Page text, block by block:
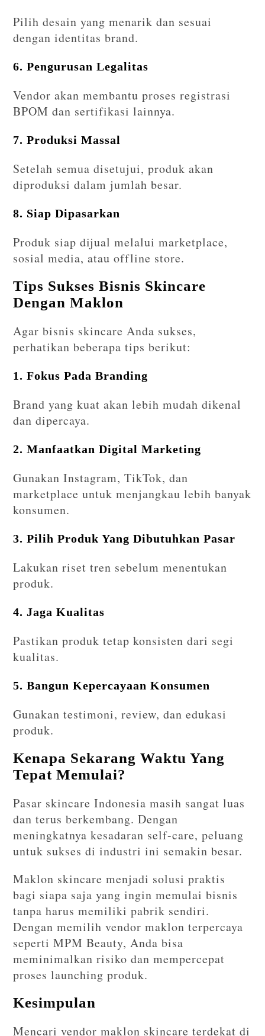
Pilih desain yang menarik dan sesuai
dengan identitas brand.
6. Pengurusan Legalitas
Vendor akan membantu proses registrasi
BPOM dan sertifikasi lainnya.
7. Produksi Massal
Setelah semua disetujui, produk akan
diproduksi dalam jumlah besar.
8. Siap Dipasarkan
Produk siap dijual melalui marketplace,
sosial media, atau offline store.
Tips Sukses Bisnis Skincare
Dengan Maklon
Agar bisnis skincare Anda sukses,
perhatikan beberapa tips berikut:
1. Fokus Pada Branding
Brand yang kuat akan lebih mudah dikenal
dan dipercaya.
2. Manfaatkan Digital Marketing
Gunakan Instagram, TikTok, dan
marketplace untuk menjangkau lebih banyak
konsumen.
3. Pilih Produk Yang Dibutuhkan Pasar
Lakukan riset tren sebelum menentukan
produk.
4. Jaga Kualitas
Pastikan produk tetap konsisten dari segi
kualitas.
5. Bangun Kepercayaan Konsumen
Gunakan testimoni, review, dan edukasi
produk.
Kenapa Sekarang Waktu Yang
Tepat Memulai?
Pasar skincare Indonesia masih sangat luas
dan terus berkembang. Dengan
meningkatnya kesadaran self-care, peluang
untuk sukses di industri ini semakin besar.
Maklon skincare menjadi solusi praktis
bagi siapa saja yang ingin memulai bisnis
tanpa harus memiliki pabrik sendiri.
Dengan memilih vendor maklon terpercaya
sepertiMPM Beauty, Anda bisa
meminimalkan risiko dan mempercepat
proses launching produk.
Kesimpulan
Mencari vendor maklon skincare terdekat di